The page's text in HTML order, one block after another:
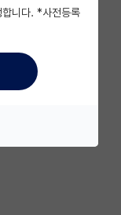
되겠네요.
너무 이상합니다..
아닌거 같고....
합니다. *사전등록